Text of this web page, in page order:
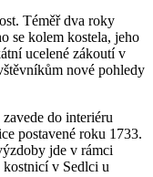
Téměř dva roky
se kolem kostela, jeho
ucelené zákoutí v
nové pohledy
do interiéru
postavené roku 1733.
jde v rámci
kostnicí v Sedlci u